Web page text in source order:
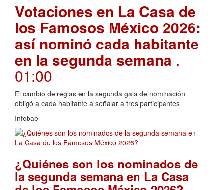
Votaciones en La Casa de
los Famosos México 2026:
así nominó cada habitante
en la segunda semana .
01:00
El cambio de reglas en la segunda gala de nominación
obligó a cada habitante a señalar a tres participantes
Infobae
¿Quiénes son los nominados de
la segunda semana en La Casa